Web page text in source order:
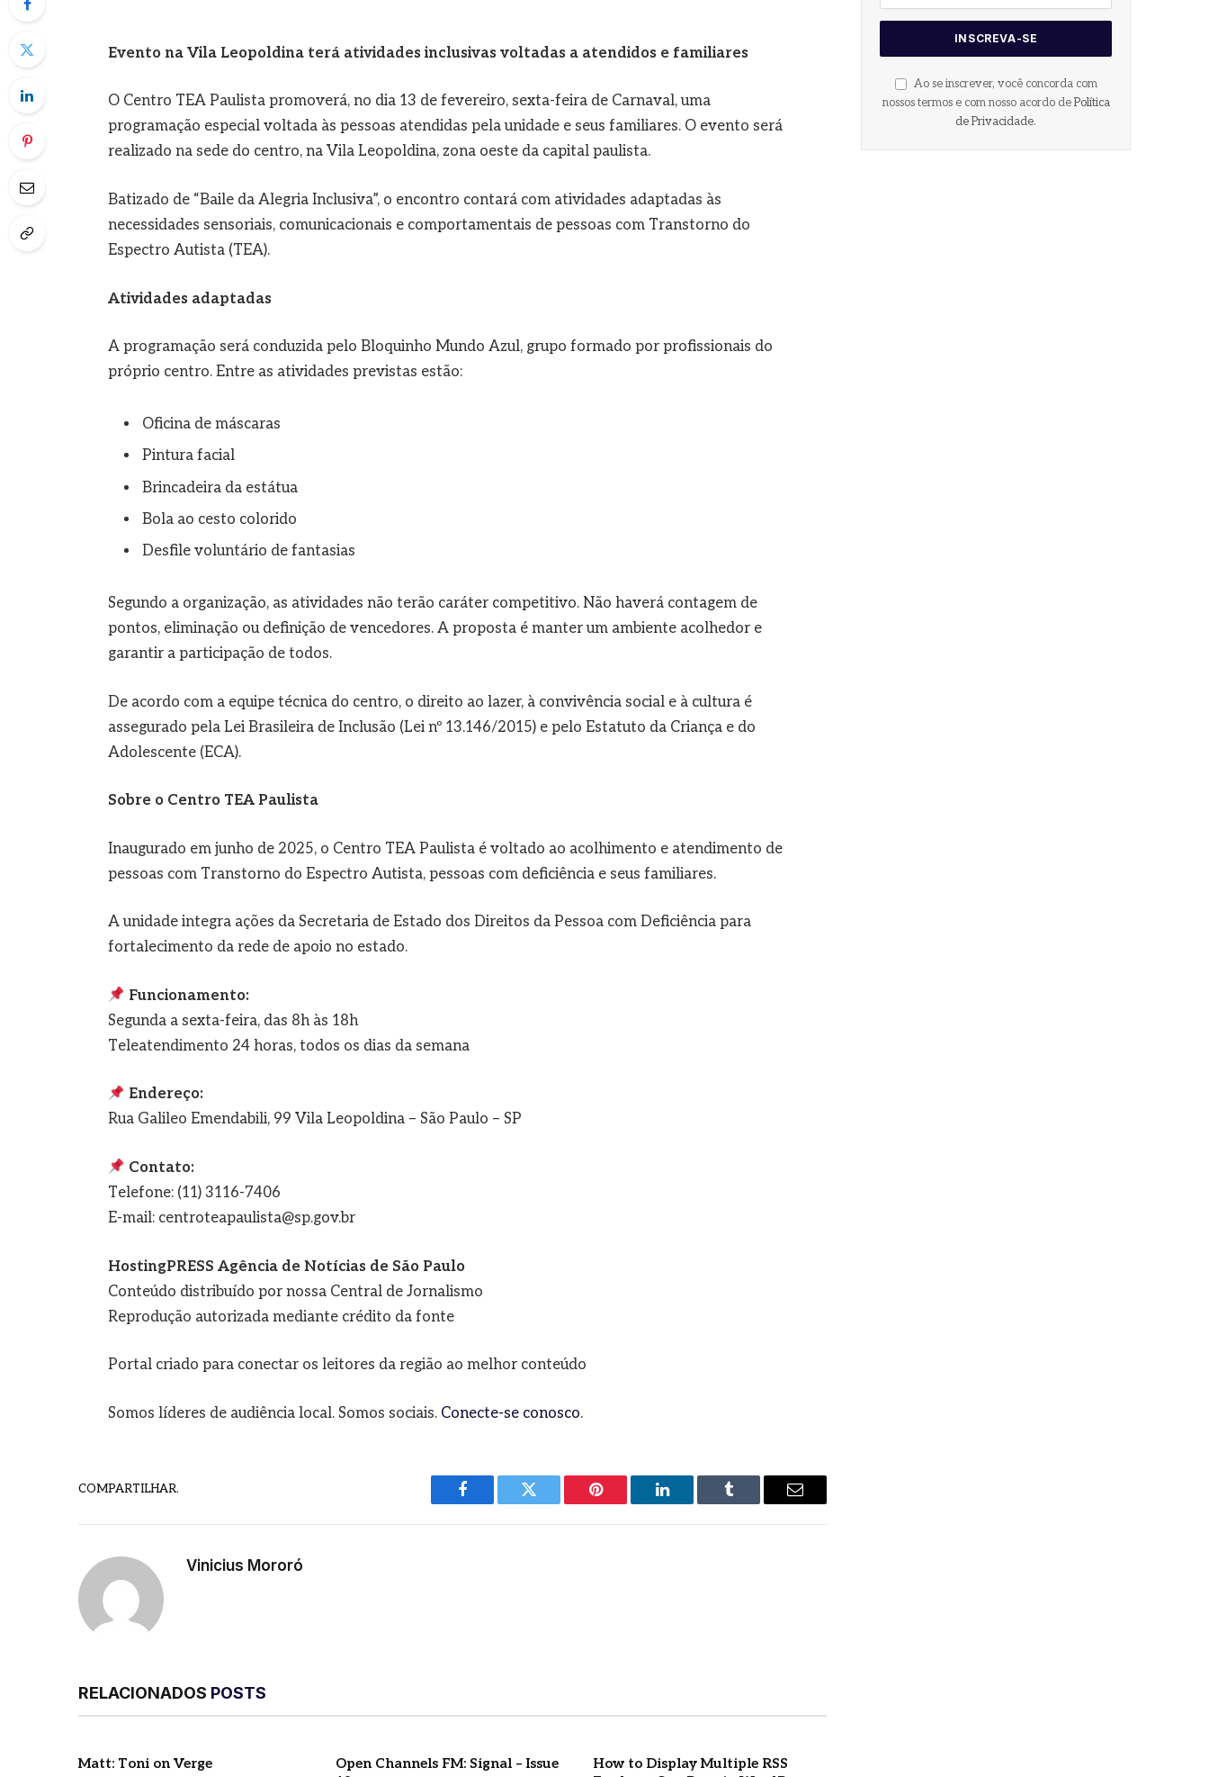
Evento na Vila Leopoldina terá atividades inclusivas voltadas a atendidos e familiares
O Centro TEA Paulista promoverá, no dia 13 de fevereiro, sexta-feira de Carnaval, uma
programação especial voltada às pessoas atendidas pela unidade e seus familiares. O evento será
realizado na sede do centro, na Vila Leopoldina, zona oeste da capital paulista.
Batizado de “Baile da Alegria Inclusiva”, o encontro contará com atividades adaptadas às
necessidades sensoriais, comunicacionais e comportamentais de pessoas com Transtorno do
Espectro Autista (TEA).
Atividades adaptadas
A programação será conduzida pelo Bloquinho Mundo Azul, grupo formado por profissionais do
próprio centro. Entre as atividades previstas estão:
Oficina de máscaras
Pintura facial
Brincadeira da estátua
Bola ao cesto colorido
Desfile voluntário de fantasias
Segundo a organização, as atividades não terão caráter competitivo. Não haverá contagem de
pontos, eliminação ou definição de vencedores. A proposta é manter um ambiente acolhedor e
garantir a participação de todos.
De acordo com a equipe técnica do centro, o direito ao lazer, à convivência social e à cultura é
assegurado pela Lei Brasileira de Inclusão (Lei nº 13.146/2015) e pelo Estatuto da Criança e do
Adolescente (ECA).
Sobre o Centro TEA Paulista
Inaugurado em junho de 2025, o Centro TEA Paulista é voltado ao acolhimento e atendimento de
pessoas com Transtorno do Espectro Autista, pessoas com deficiência e seus familiares.
A unidade integra ações da Secretaria de Estado dos Direitos da Pessoa com Deficiência para
fortalecimento da rede de apoio no estado.
Funcionamento:
Segunda a sexta-feira, das 8h às 18h
Teleatendimento 24 horas, todos os dias da semana
Endereço:
Rua Galileo Emendabili, 99 Vila Leopoldina – São Paulo – SP
Contato:
Telefone: (11) 3116-7406
E-mail: centroteapaulista@sp.gov.br
HostingPRESS Agência de Notícias de São Paulo
Conteúdo distribuído por nossa Central de Jornalismo
Reprodução autorizada mediante crédito da fonte
Portal criado para conectar os leitores da região ao melhor conteúdo
Somos líderes de audiência local. Somos sociais. Conecte-se conosco.
COMPARTILHAR.
Facebook Twitter Pinterest LinkedIn Tumblr
E-
Vinicius Mororó
RELACIONADOS POSTS
Matt: Toni on Verge
Open Channels FM: Signal – Issue
How to Display Multiple RSS
Ao se inscrever, você concorda com
nossos termos e com nosso acordo de Política
de Privacidade.